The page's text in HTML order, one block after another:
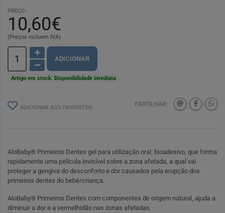
PREÇO:
10,60€
(Preços incluem IVA)
ADICIONAR
Artigo em stock. Disponibilidade imediata
ADICIONAR AOS FAVORITOS PARTILHAR:
AloBaby® Primeiros Dentes gel para utilização oral, bioadesivo, que forma
rapidamente uma película invisível sobre a zona afetada, a qual vai
proteger a gengiva do desconforto e dor causados pela erupção dos
primeiros dentes do bebé/criança.
AloBaby® Primeiros Dentes com componentes de origem natural, ajuda a
diminuir a dor e a vermelhidão nas zonas afetadas.